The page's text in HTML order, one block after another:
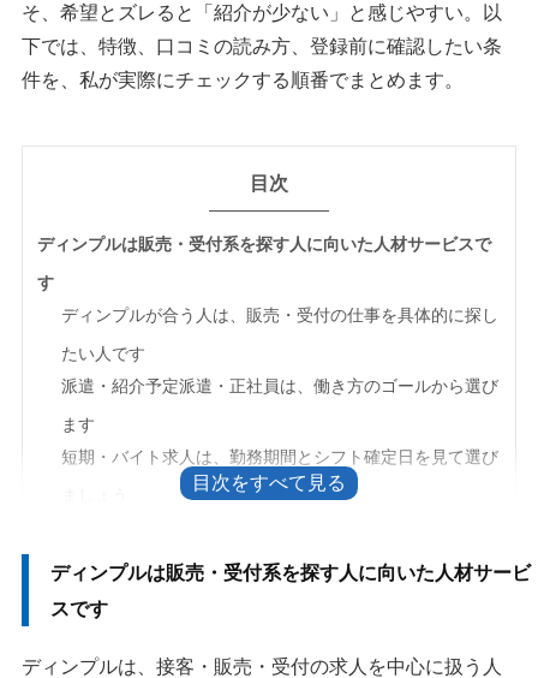
そ、希望とズレると「紹介が少ない」と感じやすい。以
下では、特徴、口コミの読み方、登録前に確認したい条
件を、私が実際にチェックする順番でまとめます。
目次
ディンプルは販売・受付系を探す人に向いた人材サービスで
す
ディンプルが合う人は、販売・受付の仕事を具体的に探し
たい人です
派遣・紹介予定派遣・正社員は、働き方のゴールから選び
ます
短期・バイト求人は、勤務期間とシフト確定日を見て選び
けて見ましょう
良い口コミは、販売・受付求人との相性を評価する声が中
心です
ディンプルは販売・受付系を探す人に向いた人材サービ
スです
ディンプルは、接客・販売・受付の求人を中心に扱う人